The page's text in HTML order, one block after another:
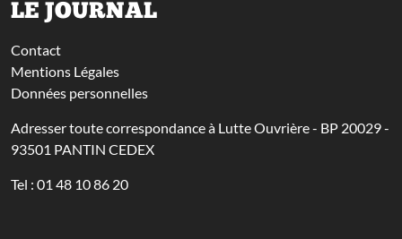
LE JOURNAL
Contact
Mentions Légales
Données personnelles
Adresser toute correspondance à Lutte Ouvrière - BP 20029 -
93501 PANTIN CEDEX
Tel : 01 48 10 86 20